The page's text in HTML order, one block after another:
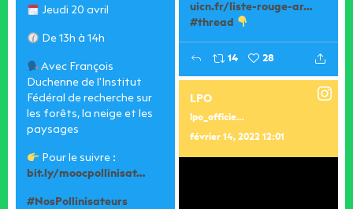
Jeudi 20 avril
De 13h à 14h
Avec François
Duchenne de l'Institut
Fédéral de recherche sur
les forêts, la neige et les
paysages
Pour le suivre :
bit.ly/moocpollinisat…
#NosPollinisateurs
uicn.fr/liste-rouge-ar…
#thread
14 28
LPO
lpo_officiel
février 14, 2022 12:01